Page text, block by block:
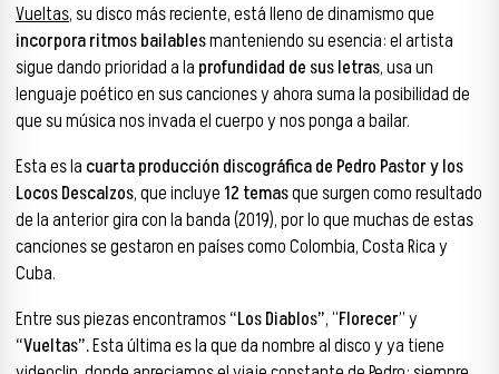
Vueltas, su disco más reciente, está lleno de dinamismo que
incorpora ritmos bailablesmanteniendo su esencia: el artista
sigue dando prioridad a la profundidad de sus letras, usa un
lenguaje poético en sus canciones y ahora suma la posibilidad de
que su música nos invada el cuerpo y nos ponga a bailar.
Esta es la cuarta producción discográfica de Pedro Pastor y los
Locos Descalzos, que incluye12 temasque surgen como resultado
de la anterior gira con la banda (2019), por lo que muchas de estas
canciones se gestaron en países como Colombia, Costa Rica y
Cuba.
Entre sus piezas encontramos“Los Diablos”, “Florecer” y
“Vueltas”.Esta última es la que da nombre al disco y ya tiene